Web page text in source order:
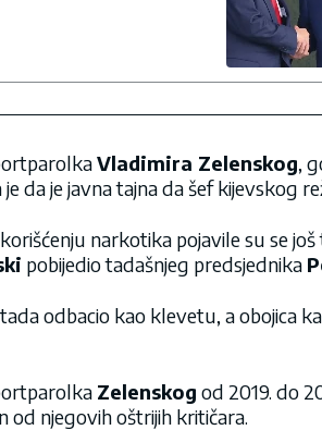
Vladimira Zelenskog,
je da je javna tajna da šef kijevskog
narkotika pojavile su se
pobijedio tadašnjeg predsjednika
odbacio kao klevetu, a obojica
Zelenskog od 2019. do
od njegovih oštrijih kritičara.